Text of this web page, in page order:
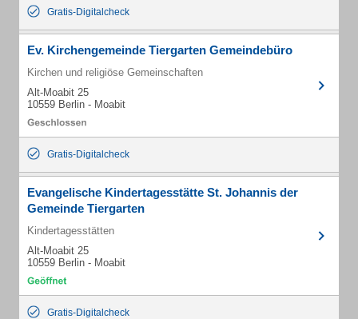
Gratis-Digitalcheck
Ev. Kirchengemeinde Tiergarten Gemeindebüro
Kirchen und religiöse Gemeinschaften
Alt-Moabit 25
10559 Berlin - Moabit
Gratis-Digitalcheck
Evangelische Kindertagesstätte St. Johannis der
Gemeinde Tiergarten
Kindertagesstätten
Alt-Moabit 25
10559 Berlin - Moabit
Gratis-Digitalcheck